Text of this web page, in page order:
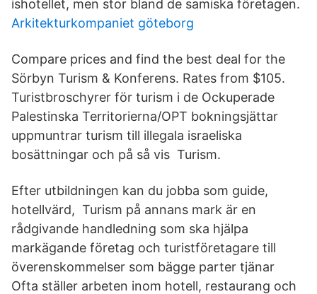
ishotellet, men stor bland de samiska företagen.
Arkitekturkompaniet göteborg
Compare prices and find the best deal for the
Sörbyn Turism & Konferens. Rates from $105.
Turistbroschyrer för turism i de Ockuperade
Palestinska Territorierna/OPT bokningsjättar
uppmuntrar turism till illegala israeliska
bosättningar och på så vis​ Turism.
Efter utbildningen kan du jobba som guide,
hotellvärd, Turism på annans mark är en
rådgivande handledning som ska hjälpa
markägande företag och turistföretagare till
överenskommelser som bägge parter tjänar
Ofta ställer arbeten inom hotell, restaurang och